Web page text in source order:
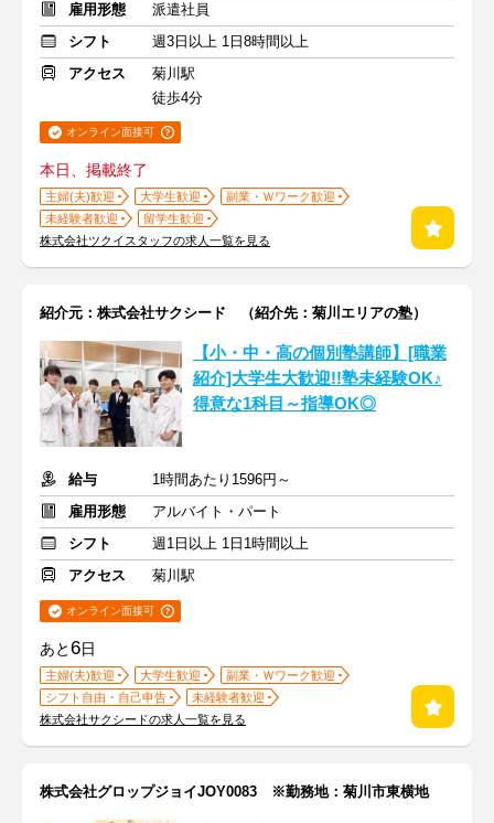
雇用形態
派遣社員
シフト
週3日以上 1日8時間以上
アクセス
菊川駅
徒歩4分
オンライン面接可
本日、掲載終了
主婦(夫)歓迎 大学生歓迎
副業・Ｗワーク歓迎
未経験者歓迎
留学生歓迎
株式会社ツクイスタッフの求人一覧を見る
紹介元：株式会社サクシード （紹介先：菊川エリアの塾）
【小・中・高の個別塾講師】[職業
紹介]大学生大歓迎!!塾未経験OK♪
得意な1科目～指導OK◎
給与
1時間あたり1596円～
雇用形態
アルバイト・パート
シフト
週1日以上 1日1時間以上
アクセス
菊川駅
オンライン面接可
あと6日
主婦(夫)歓迎 大学生歓迎
副業・Ｗワーク歓迎
シフト自由・自己申告
未経験者歓迎
株式会社サクシードの求人一覧を見る
株式会社グロップジョイJOY0083 ※勤務地：菊川市東横地